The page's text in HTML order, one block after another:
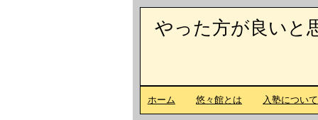
やった方が良いと
ホーム 悠々館とは 入塾について